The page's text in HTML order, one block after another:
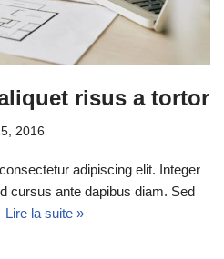
risus a tortor
2016
adipiscing elit. Integer
cursus ante dapibus diam. Sed
Lire la suite »